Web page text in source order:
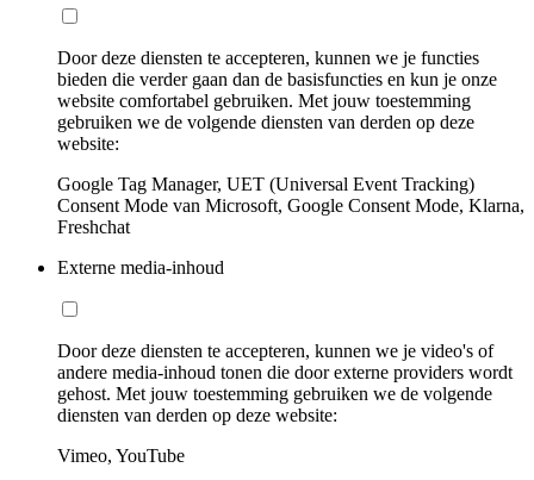
Door deze diensten te accepteren, kunnen we je functies
bieden die verder gaan dan de basisfuncties en kun je onze
website comfortabel gebruiken. Met jouw toestemming
gebruiken we de volgende diensten van derden op deze
website:
Google Tag Manager, UET (Universal Event Tracking)
Consent Mode van Microsoft, Google Consent Mode, Klarna,
Freshchat
Externe media-inhoud
Door deze diensten te accepteren, kunnen we je video's of
andere media-inhoud tonen die door externe providers wordt
gehost. Met jouw toestemming gebruiken we de volgende
diensten van derden op deze website:
Vimeo, YouTube